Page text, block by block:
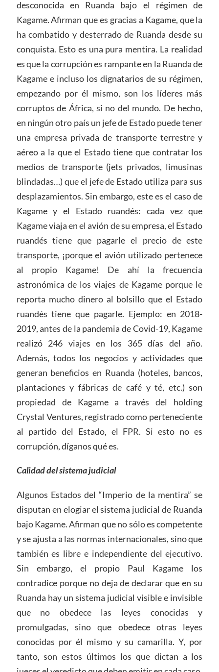
desconocida en Ruanda bajo el régimen de
Kagame. Afirman que es gracias a Kagame, que la
ha combatido y desterrado de Ruanda desde su
conquista. Esto es una pura mentira. La realidad
es que la corrupción es rampante en la Ruanda de
Kagame e incluso los dignatarios de su régimen,
empezando por él mismo, son los líderes más
corruptos de África, si no del mundo. De hecho,
en ningún otro país un jefe de Estado puede tener
una empresa privada de transporte terrestre y
aéreo a la que el Estado tiene que contratar los
medios de transporte (jets privados, limusinas
blindadas…) que el jefe de Estado utiliza para sus
desplazamientos. Sin embargo, este es el caso de
Kagame y el Estado ruandés: cada vez que
Kagame viaja en el avión de su empresa, el Estado
ruandés tiene que pagarle el precio de este
transporte, ¡porque el avión utilizado pertenece
al propio Kagame! De ahí la frecuencia
astronómica de los viajes de Kagame porque le
reporta mucho dinero al bolsillo que el Estado
ruandés tiene que pagarle. Ejemplo: en 2018-
2019, antes de la pandemia de Covid-19, Kagame
realizó 246 viajes en los 365 días del año.
Además, todos los negocios y actividades que
generan beneficios en Ruanda (hoteles, bancos,
plantaciones y fábricas de café y té, etc.) son
propiedad de Kagame a través del holding
Crystal Ventures, registrado como perteneciente
al partido del Estado, el FPR. Si esto no es
corrupción, díganos qué es.
Calidad del sistema judicial
Algunos Estados del “Imperio de la mentira” se
disputan en elogiar el sistema judicial de Ruanda
bajo Kagame. Afirman que no sólo es competente
y se ajusta a las normas internacionales, sino que
también es libre e independiente del ejecutivo.
Sin embargo, el propio Paul Kagame los
contradice porque no deja de declarar que en su
Ruanda hay un sistema judicial visible e invisible
que no obedece las leyes conocidas y
promulgadas, sino que obedece otras leyes
conocidas por él mismo y su camarilla. Y, por
tanto, son estos últimos los que dictan a los